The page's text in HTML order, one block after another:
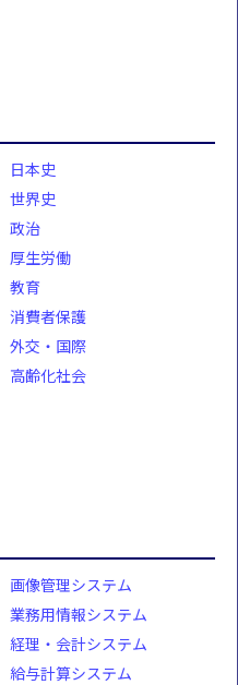
日本史
世界史
政治
厚生労働
教育
消費者保護
外交・国際
高齢化社会
画像管理システム
業務用情報システム
経理・会計システム
給与計算システム